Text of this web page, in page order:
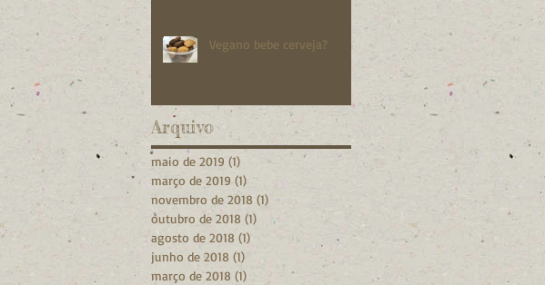
Vegano bebe cerveja?
Arquivo
maio de 2019 (1)
março de 2019 (1)
novembro de 2018 (1) 1 post
outubro de 2018 (1) 1 post
agosto de 2018 (1)
junho de 2018 (1)
março de 2018 (1)